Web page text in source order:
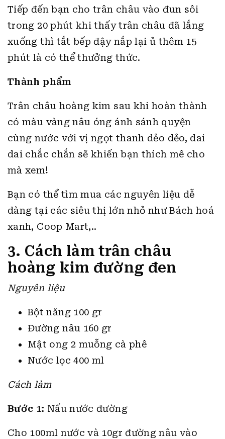
Tiếp đến bạn cho trân châu vào đun sôi
trong 20 phút khi thấy trân châu đã lắng
xuống thì tắt bếp đậy nắp lại ủ thêm 15
phút là có thể thưởng thức.
Thành phẩm
Trân châu hoàng kim sau khi hoàn thành
có màu vàng nâu óng ánh sánh quyện
cùng nước với vị ngọt thanh dẻo dẻo, dai
dai chắc chắn sẽ khiến bạn thích mê cho
mà xem!
Bạn có thể tìm mua các nguyên liệu dễ
dàng tại các siêu thị lớn nhỏ như Bách hoá
xanh, Coop Mart,..
3. Cách làm trân châu
hoàng kim đường đen
Nguyên liệu
Bột năng 100 gr
Đường nâu 160 gr
Mật ong 2 muỗng cà phê
Nước lọc 400 ml
Cách làm
Bước 1: Nấu nước đường
Cho 100ml nước và 10gr đường nâu vào